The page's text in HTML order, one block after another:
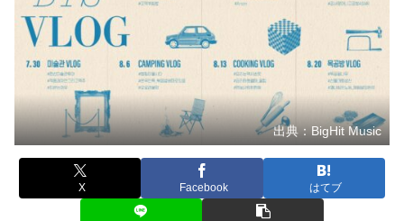
出典：BigHit Music
X Facebook はてブ